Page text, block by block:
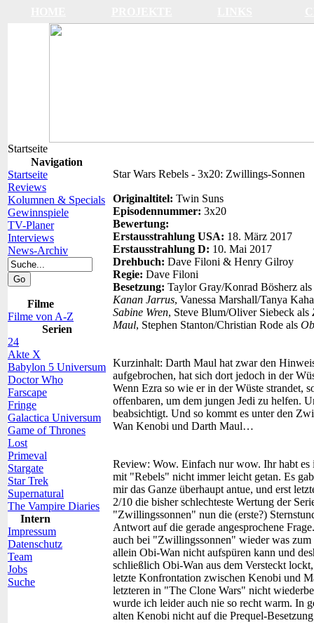
Startseite
Navigation
Startseite
Reviews
Kolumnen & Specials
Gewinnspiele
TV-Planer
Interviews
News-Archiv
Filme
Filme von A-Z
Serien
24
Akte X
Babylon 5 Universum
Doctor Who
Farscape
Fringe
Galactica Universum
Game of Thrones
Lost
Primeval
Stargate
Star Trek
Supernatural
The Vampire Diaries
Intern
Impressum
Datenschutz
Team
Jobs
Suche
Star Wars Rebels - 3x20: Zwillings-Sonnen
Originaltitel: Twin Suns
Episodennummer: 3x20
Bewertung:
Erstausstrahlung USA: 18. März 2017
Erstausstrahlung D: 10. Mai 2017
Drehbuch: Dave Filoni & Henry Gilroy
Regie: Dave Filoni
Besetzung: Taylor Gray/Konrad Bösherz als
Kanan Jarrus, Vanessa Marshall/Tanya
Sabine Wren, Steve Blum/Oliver Siebeck als
Maul, Stephen Stanton/Christian Rode als
Kurzinhalt: Darth Maul hat zwar den
aufgebrochen, hat sich dort jedoch in der
Wenn Ezra so wie er in der Wüste strandet,
offenbaren, um dem jungen Jedi zu helfen.
beabsichtigt. Und so kommt es unter den
Wan Kenobi und Darth Maul…
Review: Wow. Einfach nur wow. Ihr habt
mit "Rebels" nicht immer leicht getan. Es
mir das Ganze überhaupt antue, und erst
2/10 die bisher schlechteste Wertung der
"Zwillingssonnen" nun die (erste?)
Antwort auf die gerade angesprochene
auch bei "Zwillingssonnen" wieder was
allein Obi-Wan nicht aufspüren kann und
schließlich Obi-Wan aus dem Versteckt
letzte Konfrontation zwischen Kenobi und
letzteren in "The Clone Wars" nicht
wurde ich leider auch nie so recht warm. In
alten Kenobi nicht auf die Prequel-